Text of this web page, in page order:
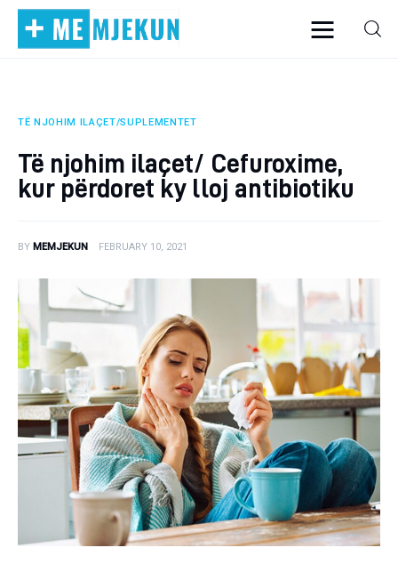
Home
Alergjite
Endokrinologji
Gastroeneterologji
Gjinekologji/ Andrologji
Hematologji
Intervista
Laborator dhe Radiologji
TË NJOHIM ILAÇET/SUPLEMENTET
Të njohim ilaçet/ Cefuroxime,
kur përdoret ky lloj antibiotiku
BY MEMJEKUN FEBRUARY 10, 2021